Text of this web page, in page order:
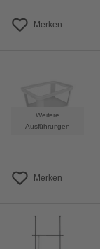
Merken
Weitere
Ausführungen
Merken